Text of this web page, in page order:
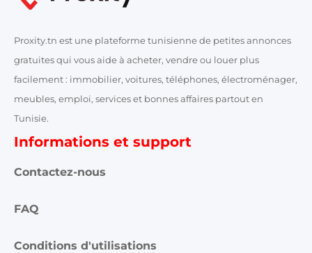
Proxity.tn est une plateforme tunisienne de petites annonces
gratuites qui vous aide à acheter, vendre ou louer plus
facilement : immobilier, voitures, téléphones, électroménager,
meubles, emploi, services et bonnes affaires partout en
Tunisie.
Informations et support
Contactez-nous
FAQ
Conditions d'utilisations